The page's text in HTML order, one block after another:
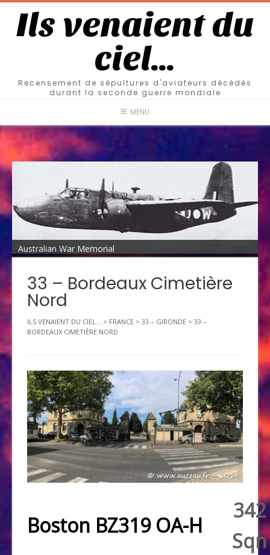
Ils venaient du
ciel…
Recensement de sépultures d'aviateurs décédés
durant la seconde guerre mondiale
MENU
Australian War Memorial
33 – Bordeaux Cimetière
Nord
ILS VENAIENT DU CIEL... > FRANCE > 33 – GIRONDE > 33 –
BORDEAUX CIMETIÈRE NORD
Boston BZ319 OA-H
342
Sqn